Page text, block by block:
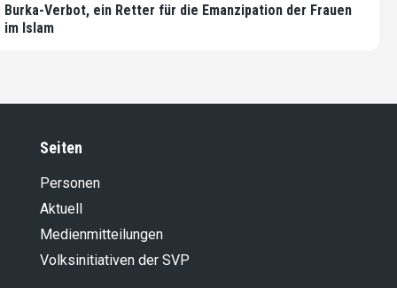
Burka-Verbot, ein Retter für die Emanzipation der Frauen
im Islam
Seiten
Personen
Aktuell
Medienmitteilungen
Volksinitiativen der SVP